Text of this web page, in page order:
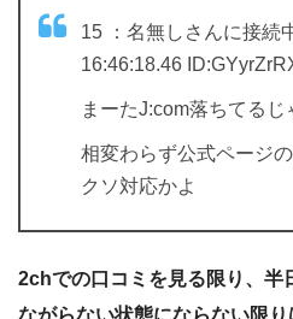
15 ：名無しさんに接
16:46:18.46
まーたJ:com落ちてるじ
相変わらず公式ページ
クソ対応かよ
2chでの口コミを見る限り、半